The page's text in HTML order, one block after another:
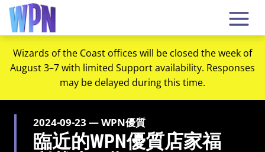
Wizards of the Coast offices will be closed the week of
August 3–7 with limited Support availability. Responses
may be delayed during this time.
2024-09-23 — WPN優質
臨近的WPN優質店家福